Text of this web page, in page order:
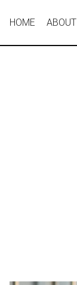
HOME ABOUT